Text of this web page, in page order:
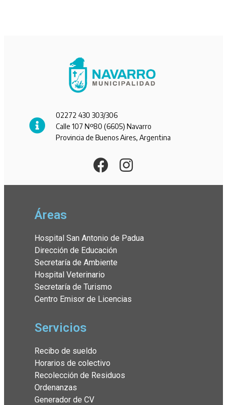
02272 430 303/306
Calle 107 Nº80 (6605) Navarro
Provincia de Buenos Aires, Argentina
Áreas
Hospital San Antonio de Padua
Dirección de Educación
Secretaría de Ambiente
Hospital Veterinario
Secretaría de Turismo
Centro Emisor de Licencias
Servicios
Recibo de sueldo
Horarios de colectivo
Recolección de Residuos
Ordenanzas
Generador de CV